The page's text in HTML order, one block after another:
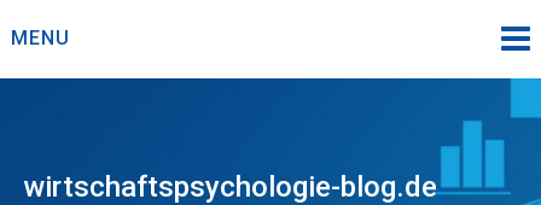
toMENU
wirtschaftspsychologie-blog.de